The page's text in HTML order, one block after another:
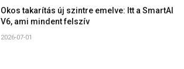
Okos takarítás új szintre emelve: Itt a SmartAI
V6, ami mindent felszív
2026-07-01